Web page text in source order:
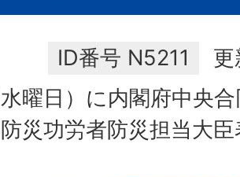
ID番号 N5211
曜日）に内閣府中央
災功労者防災担当大